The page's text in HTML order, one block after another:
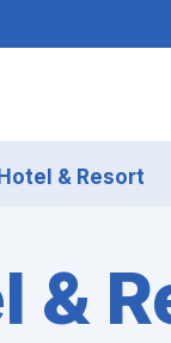
& Resort
&